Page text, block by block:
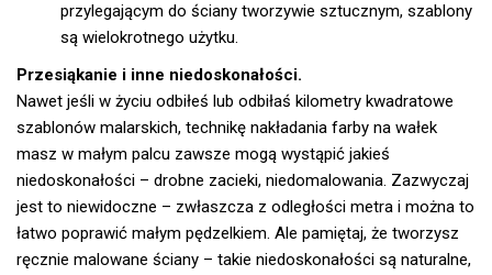
przylegającym do ściany tworzywie sztucznym, szablony
są wielokrotnego użytku.
Przesiąkanie i inne niedoskonałości.
Nawet jeśli w życiu odbiłeś lub odbiłaś kilometry kwadratowe
szablonów malarskich, technikę nakładania farby na wałek
masz w małym palcu zawsze mogą wystąpić jakieś
niedoskonałości – drobne zacieki, niedomalowania. Zazwyczaj
jest to niewidoczne – zwłaszcza z odległości metra i można to
łatwo poprawić małym pędzelkiem. Ale pamiętaj, że tworzysz
ręcznie malowane ściany – takie niedoskonałości są naturalne,